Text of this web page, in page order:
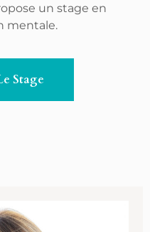
un stage en
mentale.
Stage